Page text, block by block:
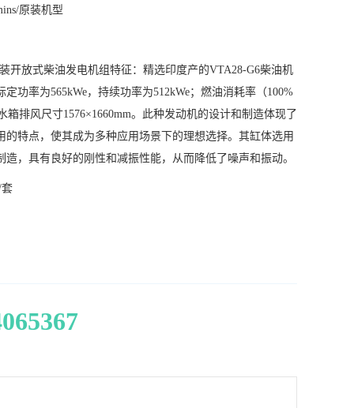
原装机型
开放式柴油发电机组特征：精选印度产的VTA28-G6柴油机
定功率为565kWe，持续功率为512kWe；燃油消耗率（100%
箱排风尺寸1576×1660mm。此种发动机的设计和制造体现了
的特点，使其成为多种应用场景下的理想选择。其缸体选用
造，具有良好的刚性和减振性能，从而降低了噪声和振动。
套